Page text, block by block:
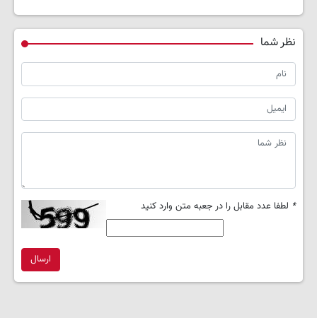
نظر شما
* لطفا عدد مقابل را در جعبه متن وارد کنید
ارسال